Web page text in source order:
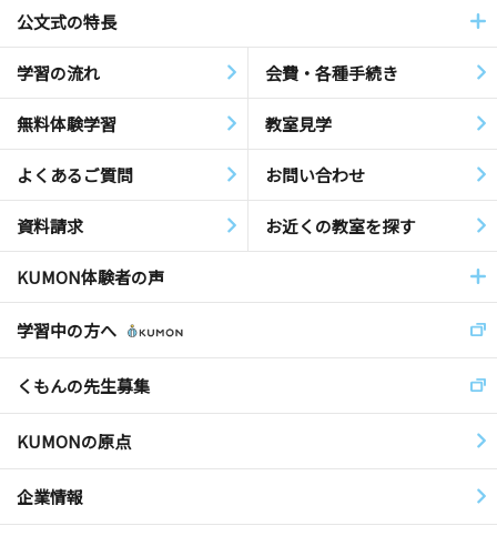
公文式の特長
学習の流れ 会費・各種手続き
無料体験学習 教室見学
よくあるご質問 お問い合わせ
資料請求 お近くの教室を探す
KUMON体験者の声
学習中の方へ
くもんの先生募集
KUMONの原点
企業情報